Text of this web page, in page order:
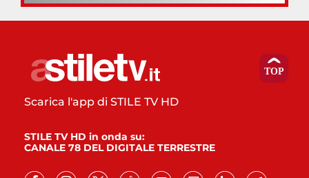
Scarica l'app di STILE TV HD
STILE TV HD in onda su:
CANALE 78 DEL DIGITALE TERRESTRE